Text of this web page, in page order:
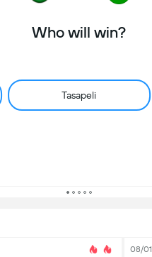
08/01
Who will win?
Tasapeli